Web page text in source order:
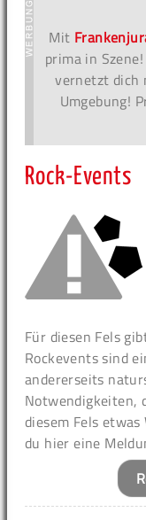
Mit
prima in
vernetzt dich
Umgebung!
Rock-Events
Für diesen Fels
Rockevents sind
andererseits
Notwendigkeiten,
diesem Fels
du hier eine